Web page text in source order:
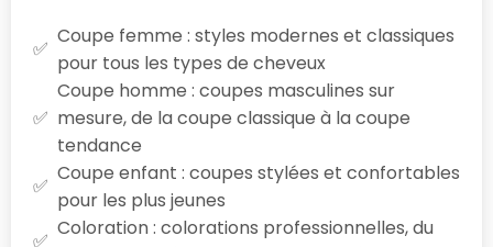
Coupe femme : styles modernes et classiques
pour tous les types de cheveux
Coupe homme : coupes masculines sur
mesure, de la coupe classique à la coupe
tendance
Coupe enfant : coupes stylées et confortables
pour les plus jeunes
Coloration : colorations professionnelles, du